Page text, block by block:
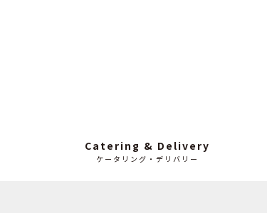
Catering & Delivery
ケータリング・デリバリー